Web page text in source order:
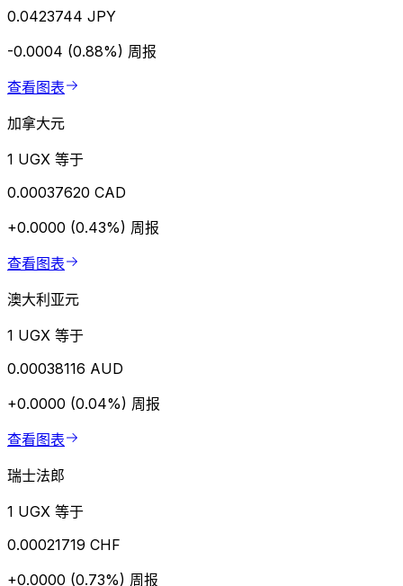
0.0423744 JPY
-0.0004 (0.88%) 周报
查看图表
加拿大元
1 UGX 等于
0.00037620 CAD
+0.0000 (0.43%) 周报
查看图表
澳大利亚元
1 UGX 等于
0.00038116 AUD
+0.0000 (0.04%) 周报
查看图表
瑞士法郎
1 UGX 等于
0.00021719 CHF
+0.0000 (0.73%) 周报